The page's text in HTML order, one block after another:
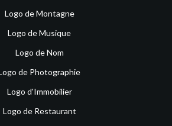
Logo de Montagne
Logo de Musique
Logo de Nom
de Photographie
Logo d'Immobilier
Logo de Restaurant